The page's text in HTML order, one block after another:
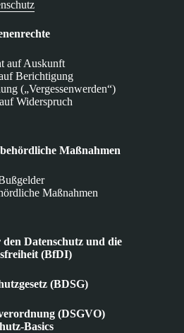
auf Auskunft
Berichtigung
(„Vergessenwerden“)
Widerspruch
Maßnahmen
Maßnahmen
Datenschutz und die
(BfDI)
(BDSG)
(DSGVO)
Basics